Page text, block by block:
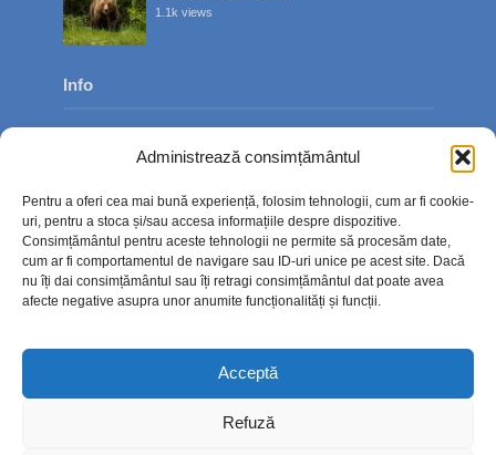
Administrează consimțământul
Pentru a oferi cea mai bună experiență, folosim tehnologii, cum ar fi cookie-
uri, pentru a stoca și/sau accesa informațiile despre dispozitive.
Consimțământul pentru aceste tehnologii ne permite să procesăm date,
cum ar fi comportamentul de navigare sau ID-uri unice pe acest site. Dacă
nu îți dai consimțământul sau îți retragi consimțământul dat poate avea
afecte negative asupra unor anumite funcționalități și funcții.
Acceptă
Refuză
1.1k views
Info
Contact
Politica de confidențialitate
Politică cookie-uri (UE)